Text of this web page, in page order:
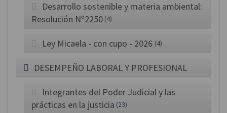
Desarrollo sostenible y materia ambiental:
Resolución Nº2250 (4)
Ley Micaela - con cupo - 2026 (4)
DESEMPEÑO LABORAL Y PROFESIONAL
Integrantes del Poder Judicial y las
prácticas en la justicia (23)